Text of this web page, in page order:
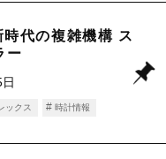
代の複雑機構 ス
ー
ックス 時計情報